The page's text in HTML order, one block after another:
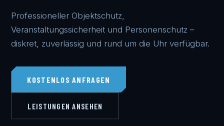
Professioneller Objektschutz,
Veranstaltungssicherheit und Personenschutz –
diskret, zuverlässig und rund um die Uhr verfügbar.
KOSTENLOS ANFRAGEN
LEISTUNGEN ANSEHEN